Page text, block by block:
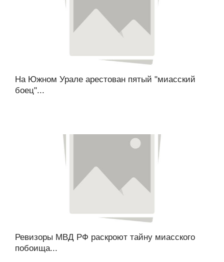
На Южном Урале арестован пятый "миасский
боец"...
Ревизоры МВД РФ раскроют тайну миасского
побоища...